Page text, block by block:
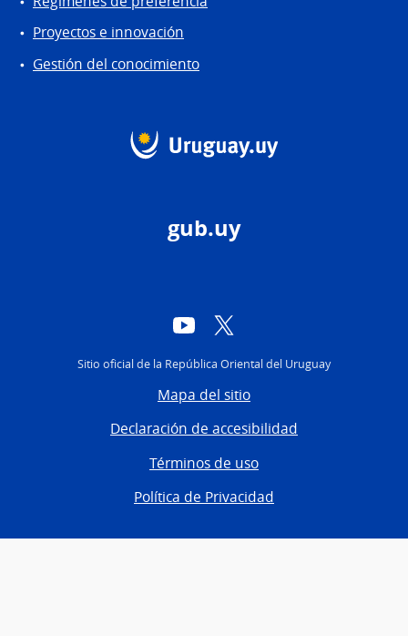
Proyectos e innovación
Gestión del conocimiento
gub.uy
YouTube
Sitio oficial de la República Oriental del Uruguay
Mapa del sitio
Declaración de accesibilidad
Términos de uso
Política de Privacidad